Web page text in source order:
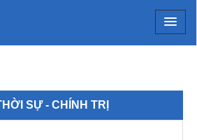
- Xã Cam Lộ
SỰ - CHÍNH TRỊ